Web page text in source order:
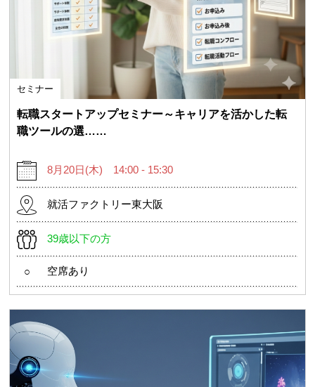
セミナー
転職スタートアップセミナー～キャリアを活かした転
職ツールの選……
8月20日(木) 14:00 - 15:30
就活ファクトリー東大阪
39歳以下の方
○ 空席あり